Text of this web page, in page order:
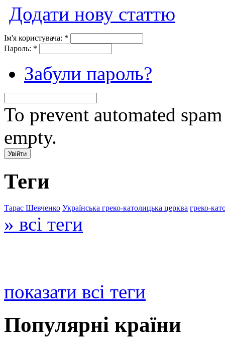
Додати нову статтю
Ім'я користувача: *
Пароль: *
Забули пароль?
To prevent automated
empty.
Теги
Тарас Шевченко Українська греко-католицька церква греко-
» всі теги
показати всі теги
Популярні країни